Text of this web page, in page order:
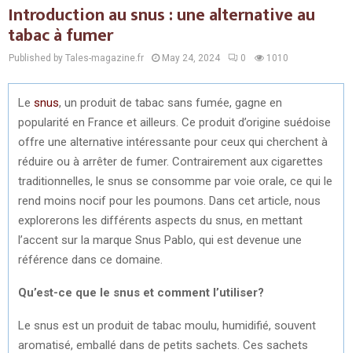
Introduction au snus : une alternative au
tabac à fumer
Published by Tales-magazine.fr May 24, 2024 0 1010
Le snus, un produit de tabac sans fumée, gagne en
popularité en France et ailleurs. Ce produit d’origine suédoise
offre une alternative intéressante pour ceux qui cherchent à
réduire ou à arrêter de fumer. Contrairement aux cigarettes
traditionnelles, le snus se consomme par voie orale, ce qui le
rend moins nocif pour les poumons. Dans cet article, nous
explorerons les différents aspects du snus, en mettant
l’accent sur la marque Snus Pablo, qui est devenue une
référence dans ce domaine.
Qu’est-ce que le snus et comment l’utiliser?
Le snus est un produit de tabac moulu, humidifié, souvent
aromatisé, emballé dans de petits sachets. Ces sachets